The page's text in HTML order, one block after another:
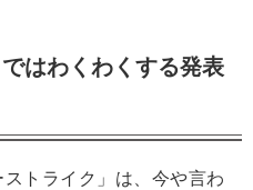
はわくわくする発表
トライク」は、今や言わ